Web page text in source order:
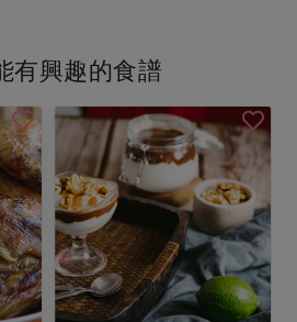
有興趣的食譜